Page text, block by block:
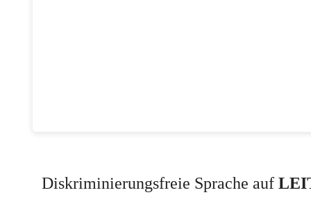
Diskriminierungsfreie Sprache auf